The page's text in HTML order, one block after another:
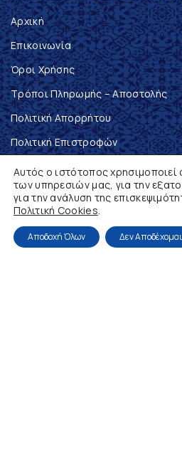
Αρχική
Επικοινωνία
Όροι Χρήσης
Τρόποι Πληρωμής – Αποστολής
Πολιτική Απορρήτου
Πολιτική Επιστροφών
Ο λογαριασμός μου
NEWSLETTER
Ενημερωθείτε, πρώτοι, για τα
προσφορές μας
Αυτός ο ιστότοπος
των υπηρεσιών μας, για την
για την ανάλυση της
Πολιτική Cookies.
Αποδοχή Όλων Δεν Αποδέχομαι